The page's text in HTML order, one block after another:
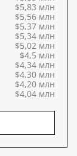
$5,83 млн
$5,56 млн
$5,37 млн
$5,34 млн
$5,02 млн
$4,5 млн
$4,34 млн
$4,30 млн
$4,20 млн
$4,04 млн